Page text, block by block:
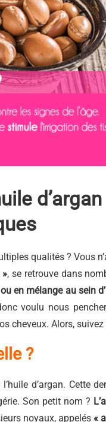
qualités ? Vous
», se retrouve dans
en mélange au sein
voulu nous
cheveux. Alors, suivez
?
d’argan. Cette
Son petit nom ?
noyaux, appelés«